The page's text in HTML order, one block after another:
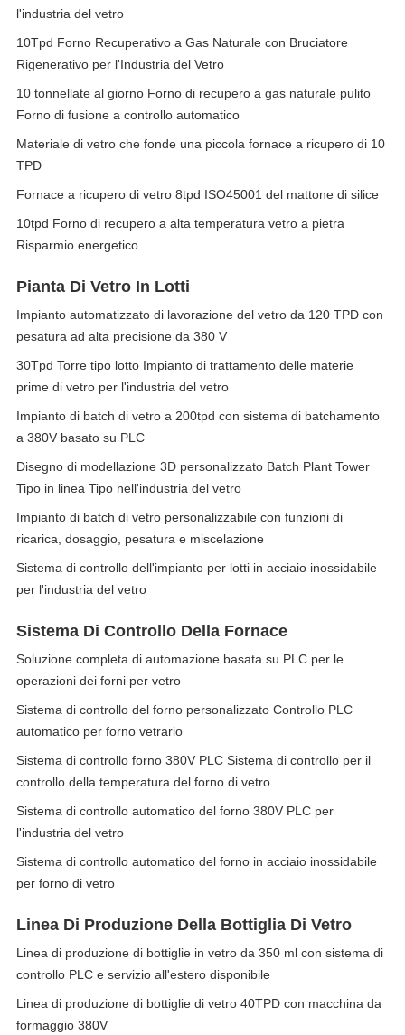
l'industria del vetro
10Tpd Forno Recuperativo a Gas Naturale con Bruciatore
Rigenerativo per l'Industria del Vetro
10 tonnellate al giorno Forno di recupero a gas naturale pulito
Forno di fusione a controllo automatico
Materiale di vetro che fonde una piccola fornace a ricupero di 10
TPD
Fornace a ricupero di vetro 8tpd ISO45001 del mattone di silice
10tpd Forno di recupero a alta temperatura vetro a pietra
Risparmio energetico
Pianta Di Vetro In Lotti
Impianto automatizzato di lavorazione del vetro da 120 TPD con
pesatura ad alta precisione da 380 V
30Tpd Torre tipo lotto Impianto di trattamento delle materie
prime di vetro per l'industria del vetro
Impianto di batch di vetro a 200tpd con sistema di batchamento
a 380V basato su PLC
Disegno di modellazione 3D personalizzato Batch Plant Tower
Tipo in linea Tipo nell'industria del vetro
Impianto di batch di vetro personalizzabile con funzioni di
ricarica, dosaggio, pesatura e miscelazione
Sistema di controllo dell'impianto per lotti in acciaio inossidabile
per l'industria del vetro
Sistema Di Controllo Della Fornace
Soluzione completa di automazione basata su PLC per le
operazioni dei forni per vetro
Sistema di controllo del forno personalizzato Controllo PLC
automatico per forno vetrario
Sistema di controllo forno 380V PLC Sistema di controllo per il
controllo della temperatura del forno di vetro
Sistema di controllo automatico del forno 380V PLC per
l'industria del vetro
Sistema di controllo automatico del forno in acciaio inossidabile
per forno di vetro
Linea Di Produzione Della Bottiglia Di Vetro
Linea di produzione di bottiglie in vetro da 350 ml con sistema di
controllo PLC e servizio all'estero disponibile
Linea di produzione di bottiglie di vetro 40TPD con macchina da
formaggio 380V